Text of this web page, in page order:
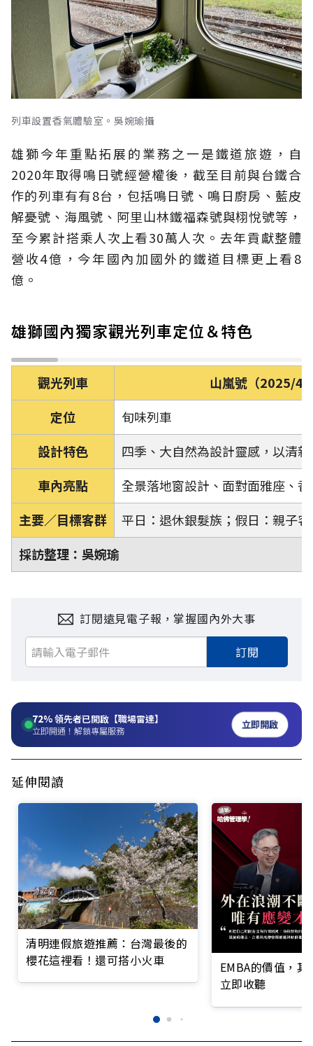
列車設置香氣體驗室。吳婉瑜攝
雄獅今年重點拓展的業務之一是鐵道旅遊，自
2020年取得鳴日號經營權後，截至目前與台鐵合
作的列車有有8台，包括鳴日號、鳴日廚房、藍皮
解憂號、海風號、阿里山林鐵福森號與栩悅號等，
至今累計搭乘人次上看30萬人次。去年貢獻整體
營收4億，今年國內加國外的鐵道目標更上看8
億。
雄獅國內獨家觀光列車定位＆特色
觀光列車
山嵐號（2025/4/
定位
旬味列車
設計特色
四季、大自然為設計靈感，以清
車內亮點
全景落地窗設計、面對面雅座、
主要／目標客群
平日：退休銀髮族；假日：親子
採訪整理：吳婉瑜
訂閱遠見電子報，掌握國內外大事
訂閱
72%領先者已開啟【職場雷達】
立即開通！解鎖專屬服務 立即開啟
延伸閱讀
清明連假旅遊推薦：台灣最後的
櫻花這裡看！還可搭小火車
EMBA的價值，
立即收聽